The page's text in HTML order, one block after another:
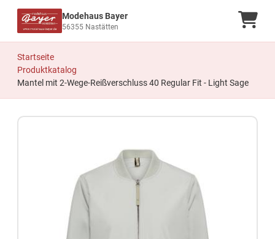
Modehaus Bayer
56355 Nastätten
Startseite
Produktkatalog
Mantel mit 2-Wege-Reißverschluss 40 Regular Fit - Light Sage